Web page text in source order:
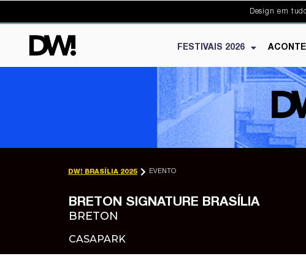
Design em
FESTIVAIS 2026
DW! BRASÍLIA 2025 EVENTO
BRETON SIGNATURE BRASÍLIA
BRETON
CASAPARK